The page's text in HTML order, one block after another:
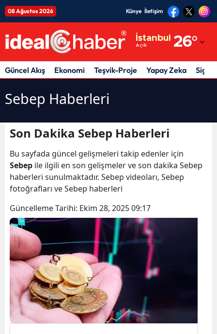
08 Ağustos 2026 Künye İletişim
İstanbul
Açık 26°
Adıyaman
Afyonkarahisar
Ankara
Antalya
Artvin
Balıkesir
Bilecik
Bingöl
Bitlis
Burdur
Güncel Akış Ekonomi Teşvik-Proje Yapay Zeka
Sebep Haberleri
Son Dakika Sebep Haberleri
Bu sayfada güncel gelişmeleri takip edenler için
Sebep ile ilgili en son gelişmeler ve son dakika Sebep
haberleri sunulmaktadır. Sebep videoları, Sebep
fotoğrafları ve Sebep haberleri
Güncelleme Tarihi: Ekim 28, 2025 09:17